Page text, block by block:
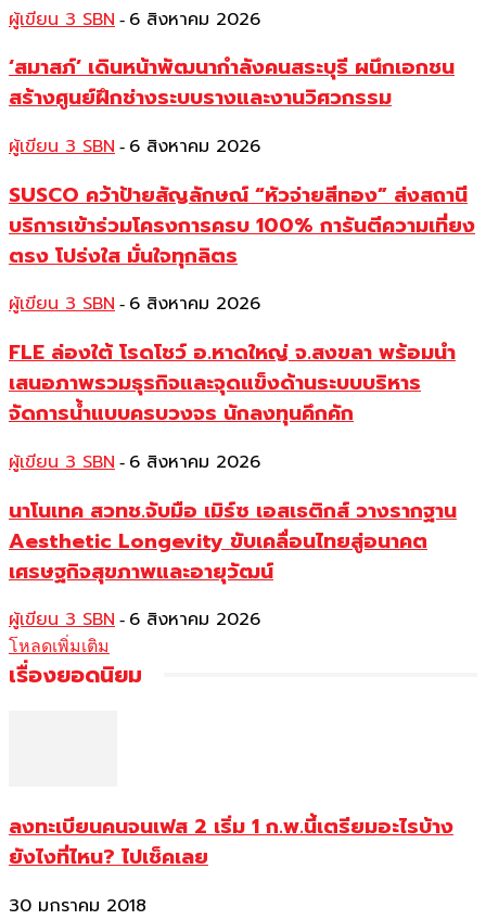
ผู้เขียน 3 SBN - 6 สิงหาคม 2026
‘สมาสภ์’ เดินหน้าพัฒนากำลังคนสระบุรี ผนึกเอกชน
สร้างศูนย์ฝึกช่างระบบรางและงานวิศวกรรม
ผู้เขียน 3 SBN - 6 สิงหาคม 2026
SUSCO คว้าป้ายสัญลักษณ์ “หัวจ่ายสีทอง” ส่งสถานี
บริการเข้าร่วมโครงการครบ 100% การันตีความเที่ยง
ตรง โปร่งใส มั่นใจทุกลิตร
ผู้เขียน 3 SBN - 6 สิงหาคม 2026
FLE ล่องใต้ โรดโชว์ อ.หาดใหญ่ จ.สงขลา พร้อมนำ
เสนอภาพรวมธุรกิจและจุดแข็งด้านระบบบริหาร
จัดการน้ำแบบครบวงจร นักลงทุนคึกคัก
ผู้เขียน 3 SBN - 6 สิงหาคม 2026
นาโนเทค สวทช.จับมือ เมิร์ซ เอสเธติกส์ วางรากฐาน
Aesthetic Longevity ขับเคลื่อนไทยสู่อนาคต
เศรษฐกิจสุขภาพและอายุวัฒน์
ผู้เขียน 3 SBN - 6 สิงหาคม 2026
โหลดเพิ่มเติม
เรื่องยอดนิยม
ลงทะเบียนคนจนเฟส 2 เริ่ม 1 ก.พ.นี้เตรียมอะไรบ้าง
ยังไงที่ไหน? ไปเช็คเลย
30 มกราคม 2018